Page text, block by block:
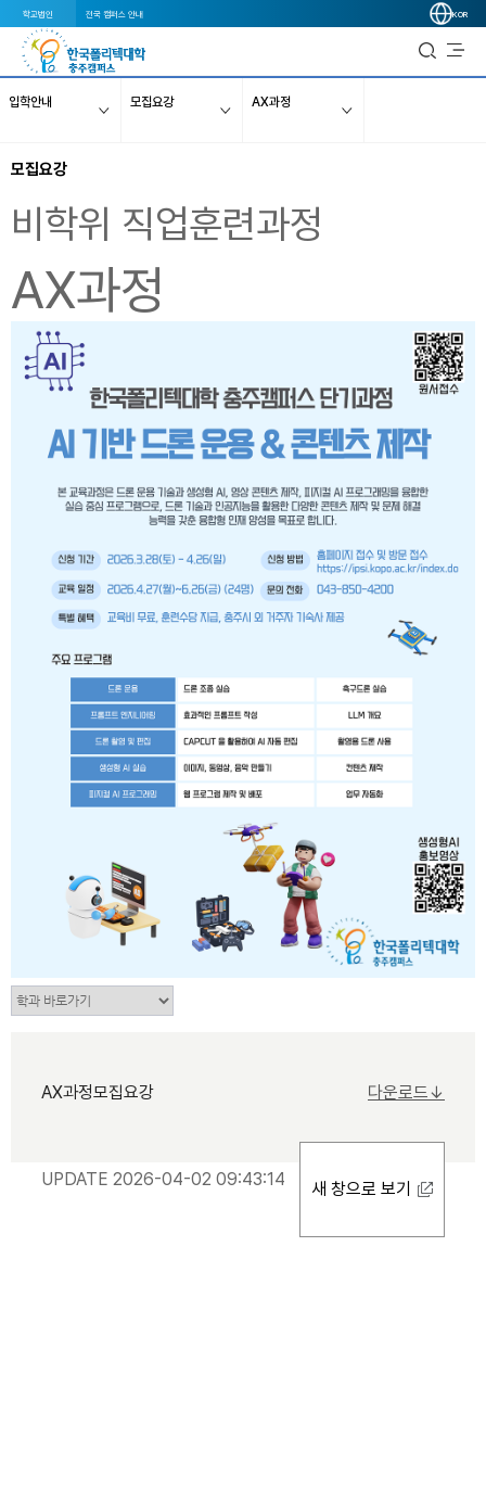
학교법인 전국 캠퍼스 안내 KOR
입학안내 모집요강 AX과정
모집요강
비학위 직업훈련과정
AX과정
AX과정모집요강 다운로드↓
UPDATE 2026-04-02 09:43:14 새 창으로 보기